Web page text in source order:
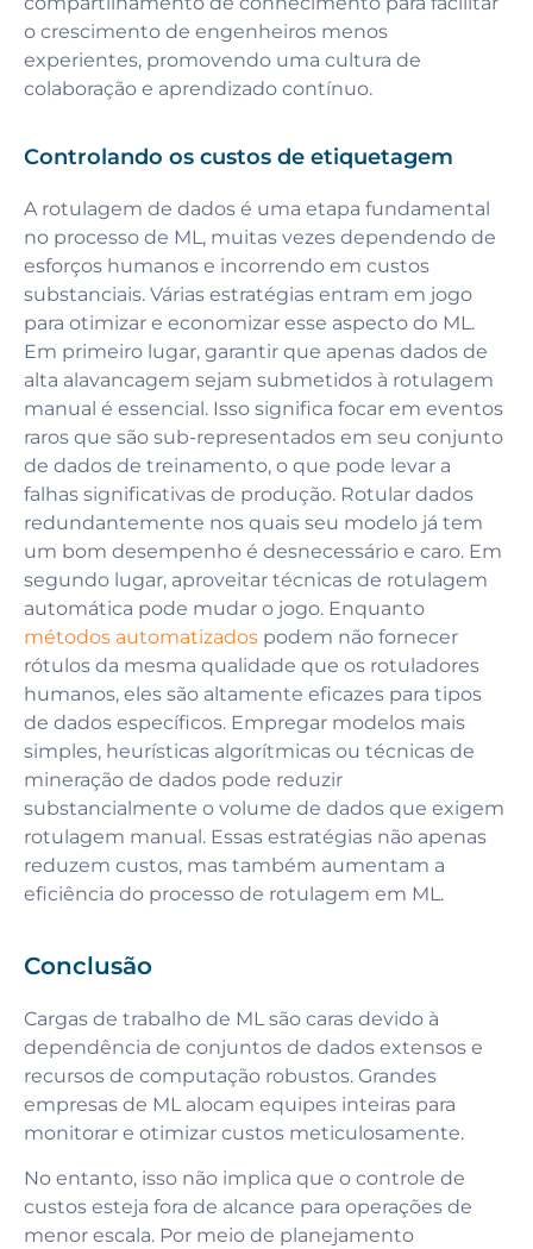
o crescimento de engenheiros menos
experientes, promovendo uma cultura de
colaboração e aprendizado contínuo.
Controlando os custos de etiquetagem
A rotulagem de dados é uma etapa fundamental
no processo de ML, muitas vezes dependendo de
esforços humanos e incorrendo em custos
substanciais. Várias estratégias entram em jogo
para otimizar e economizar esse aspecto do ML.
Em primeiro lugar, garantir que apenas dados de
alta alavancagem sejam submetidos à rotulagem
manual é essencial. Isso significa focar em eventos
raros que são sub-representados em seu conjunto
de dados de treinamento, o que pode levar a
falhas significativas de produção. Rotular dados
redundantemente nos quais seu modelo já tem
um bom desempenho é desnecessário e caro. Em
segundo lugar, aproveitar técnicas de rotulagem
automática pode mudar o jogo. Enquanto
métodos automatizados podem não fornecer
rótulos da mesma qualidade que os rotuladores
humanos, eles são altamente eficazes para tipos
de dados específicos. Empregar modelos mais
simples, heurísticas algorítmicas ou técnicas de
mineração de dados pode reduzir
substancialmente o volume de dados que exigem
rotulagem manual. Essas estratégias não apenas
reduzem custos, mas também aumentam a
eficiência do processo de rotulagem em ML.
Conclusão
Cargas de trabalho de ML são caras devido à
dependência de conjuntos de dados extensos e
recursos de computação robustos. Grandes
empresas de ML alocam equipes inteiras para
monitorar e otimizar custos meticulosamente.
No entanto, isso não implica que o controle de
custos esteja fora de alcance para operações de
menor escala. Por meio de planejamento